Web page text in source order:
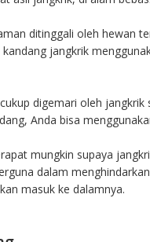
ditinggali oleh hewan
jangkrik
digemari oleh jangkrik
Anda bisa
mungkin supaya
dalam
masuk ke dalamnya.